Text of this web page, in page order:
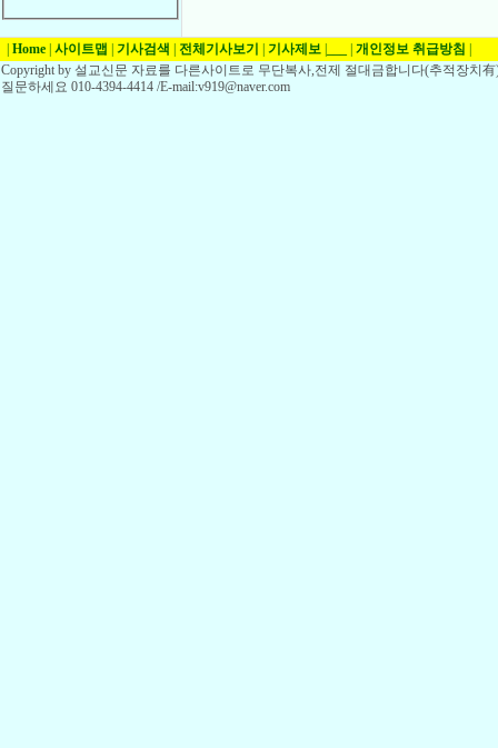
Home 사이트맵 기사검색 전체기사보기 기사제보 개인정보 취급방침
Copyright by 설교신문 자료를 다른사이트로 무단복사,전제 절대금합니다(추적장치
질문하세요 010-4394-4414 /E-mail:v919@naver.com